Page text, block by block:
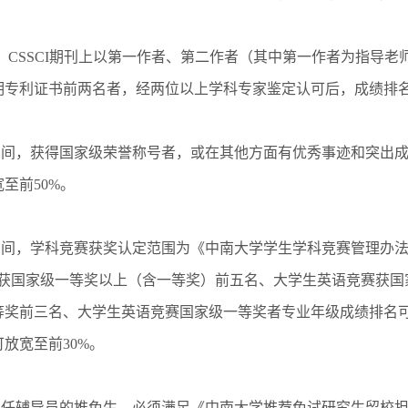
CSSCI期刊上以第一作者、第二作者（其中第一作者为指导
利证书前两名者，经两位以上学科专家鉴定认可后，成绩排
，获得国家级荣誉称号者，或在其他方面有优秀事迹和突出
前50%。
，学科竞赛获奖认定范围为《中南大学学生学科竞赛管理办
国家级一等奖以上（含一等奖）前五名、大学生英语竞赛获
前三名、大学生英语竞赛国家级一等奖者专业年级成绩排名
宽至前30%。